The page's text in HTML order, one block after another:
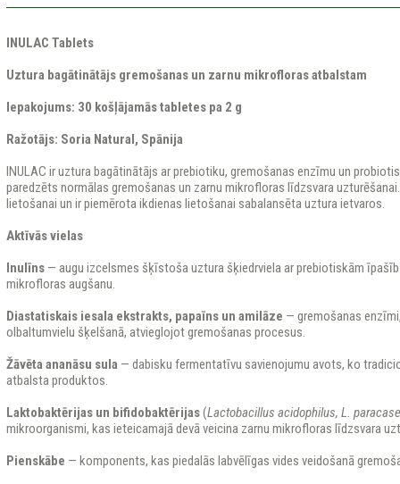
INULAC Tablets
Uztura bagātinātājs gremošanas un zarnu mikrofloras atbalstam
Iepakojums: 30 košļājamās tabletes pa 2 g
Ražotājs: Soria Natural, Spānija
INULAC ir uztura bagātinātājs ar prebiotiku, gremošanas enzīmu un
paredzēts normālas gremošanas un zarnu mikrofloras līdzsvara
lietošanai un ir piemērota ikdienas lietošanai sabalansēta uztura ietvaros.
Aktīvās vielas
Inulīns— augu izcelsmes šķīstoša uztura šķiedrviela ar prebiotiskām
mikrofloras augšanu.
Diastatiskais iesala ekstrakts, papaīns un amilāze — gremošanas
olbaltumvielu šķelšanā, atvieglojot gremošanas procesus.
Žāvēta ananāsu sula— dabisku fermentatīvu savienojumu avots, ko
atbalsta produktos.
Laktobaktērijas un bifidobaktērijas(Lactobacillus acidophilus, L.
mikroorganismi, kas ieteicamajā devā veicina zarnu mikrofloras līdzsvara
Pienskābe — komponents, kas piedalās labvēlīgas vides veidošanā